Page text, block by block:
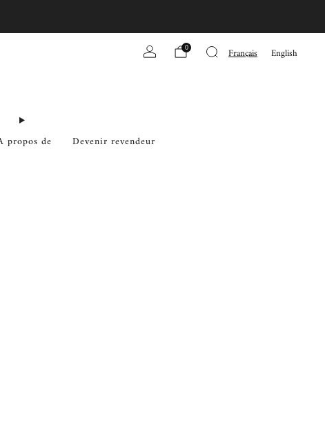
propos de Devenir revendeur
0 Français English